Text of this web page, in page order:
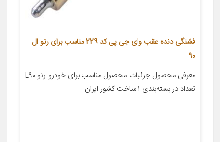
فشنگی دنده عقب وای جی پی کد 229 مناسب برای رنو ال
90
معرفی محصول جزئیات محصول مناسب برای خودرو رنو L۹۰
تعداد در بسته‌بندی ۱ ساخت کشور ایران